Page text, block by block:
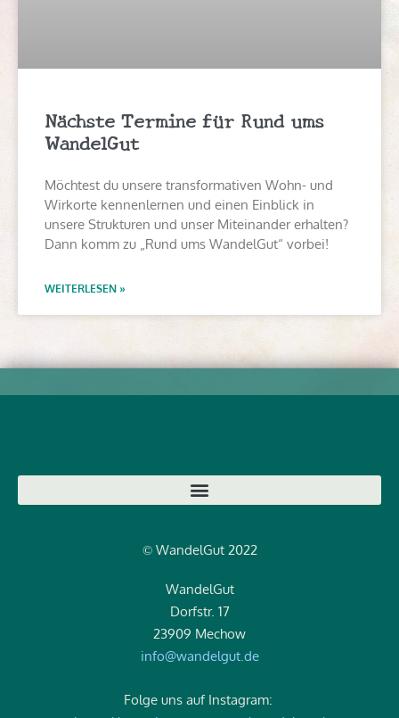
Nächste Termine für Rund ums
WandelGut
Möchtest du unsere transformativen Wohn- und
Wirkorte kennenlernen und einen Einblick in
unsere Strukturen und unser Miteinander erhalten?
Dann komm zu „Rund ums WandelGut“ vorbei!
WEITERLESEN »
© WandelGut 2022
WandelGut
Dorfstr. 17
23909 Mechow
info@wandelgut.de
Folge uns auf Instagram: